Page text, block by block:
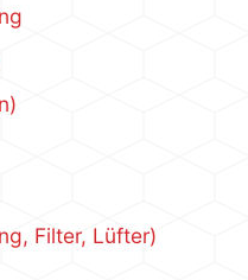
Filter, Lüfter)